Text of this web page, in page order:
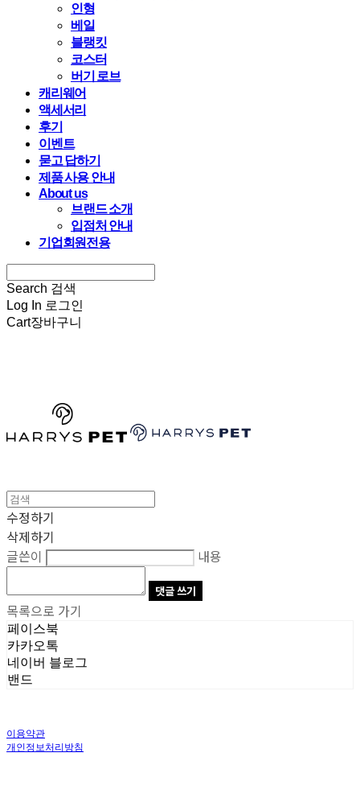
인형
베일
블랭킷
코스터
버기 로브
캐리웨어
액세서리
후기
이벤트
묻고 답하기
제품 사용 안내
About us
브랜드 소개
입점처 안내
기업회원전용
Search 검색
Log In 로그인
Cart장바구니
수정하기
삭제하기
글쓴이
내용
댓글 쓰기
목록으로 가기
페이스북
카카오톡
네이버 블로그
밴드
이용약관
개인정보처리방침